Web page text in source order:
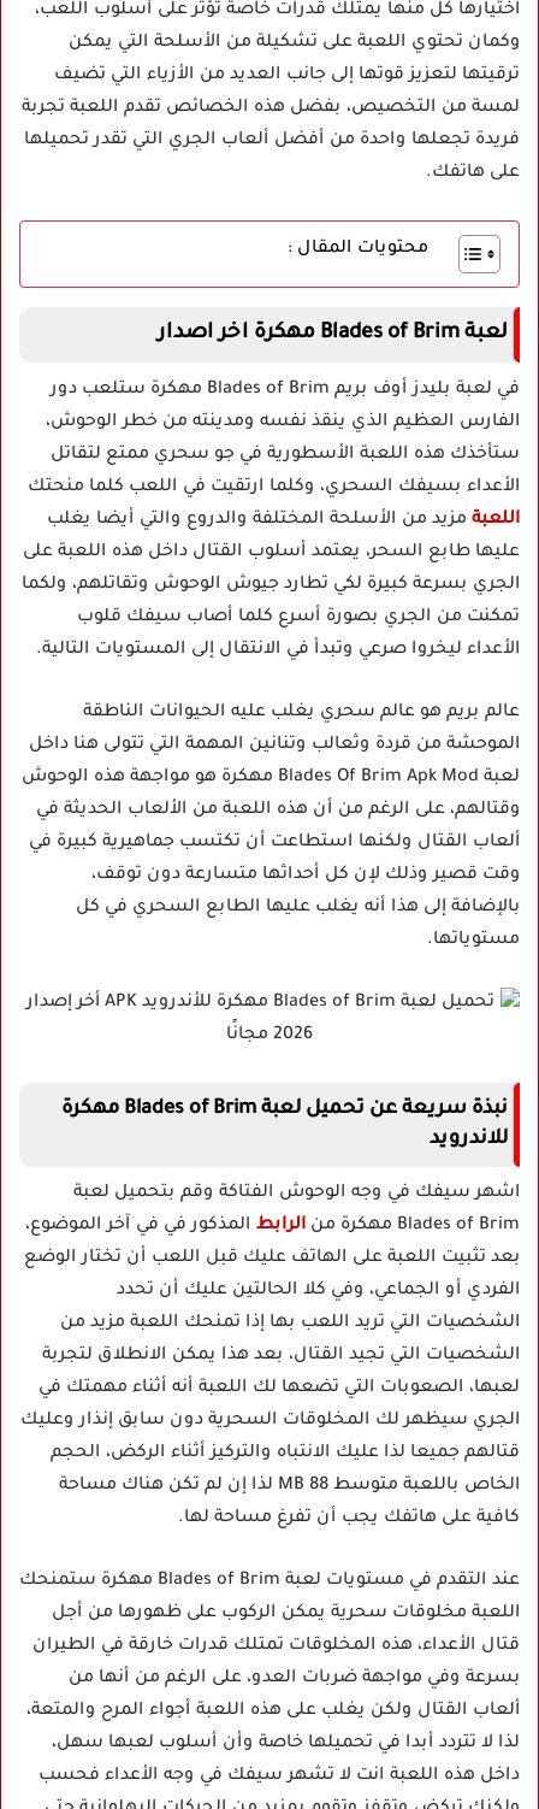
اختيارها كل منها يمتلك قدرات خاصة تؤثر على أسلوب اللعب،
وكمان تحتوي اللعبة على تشكيلة من الأسلحة التي يمكن
ترقيتها لتعزيز قوتها إلى جانب العديد من الأزياء التي تضيف
لمسة من التخصيص، بفضل هذه الخصائص تقدم اللعبة تجربة
فريدة تجعلها واحدة من أفضل ألعاب الجري التي تقدر تحميلها
على هاتفك.
محتويات المقال :
لعبة Blades of Brim مهكرة اخر اصدار
في لعبة بليدز أوف بريم Blades of Brim مهكرة ستلعب دور
الفارس العظيم الذي ينقذ نفسه ومدينته من خطر الوحوش،
ستأخذك هذه اللعبة الأسطورية في جو سحري ممتع لتقاتل
الأعداء بسيفك السحري، وكلما ارتقيت في اللعب كلما منحتك
اللعبة مزيد من الأسلحة المختلفة والدروع والتي أيضا يغلب
عليها طابع السحر، يعتمد أسلوب القتال داخل هذه اللعبة على
الجري بسرعة كبيرة لكي تطارد جيوش الوحوش وتقاتلهم، ولكما
تمكنت من الجري بصورة أسرع كلما أصاب سيفك قلوب
الأعداء ليخروا صرعي وتبدأ في الانتقال إلى المستويات التالية.
عالم بريم هو عالم سحري يغلب عليه الحيوانات الناطقة
الموحشة من قردة وثعالب وتنانين المهمة التي تتولى هنا داخل
لعبة Blades Of Brim Apk Mod مهكرة هو مواجهة هذه الوحوش
وقتالهم، على الرغم من أن هذه اللعبة من الألعاب الحديثة في
ألعاب القتال ولكنها استطاعت أن تكتسب جماهيرية كبيرة في
وقت قصير وذلك لإن كل أحداثها متسارعة دون توقف،
بالإضافة إلى هذا أنه يغلب عليها الطابع السحري في كل
مستوياتها.
نبذة سريعة عن تحميل لعبة Blades of Brim مهكرة
للاندرويد
اشهر سيفك في وجه الوحوش الفتاكة وقم بتحميل لعبة
Blades of Brim مهكرة من
الرابط المذكور في في آخر الموضوع،
بعد تثبيت اللعبة على الهاتف عليك قبل اللعب أن تختار الوضع
الفردي أو الجماعي، وفي كلا الحالتين عليك أن تحدد
الشخصيات التي تريد اللعب بها إذا تمنحك اللعبة مزيد من
الشخصيات التي تجيد القتال، بعد هذا يمكن الانطلاق لتجربة
لعبها، الصعوبات التي تضعها لك اللعبة أنه أثناء مهمتك في
الجري سيظهر لك المخلوقات السحرية دون سابق إنذار وعليك
قتالهم جميعا لذا عليك الانتباه والتركيز أثناء الركض، الحجم
الخاص باللعبة متوسط 88 MB لذا إن لم تكن هناك مساحة
كافية على هاتفك يجب أن تفرغ مساحة لها.
عند التقدم في مستويات لعبة Blades of Brim مهكرة ستمنحك
اللعبة مخلوقات سحرية يمكن الركوب على ظهورها من أجل
قتال الأعداء، هذه المخلوقات تمتلك قدرات خارقة في الطيران
بسرعة وفي مواجهة ضربات العدو، على الرغم من أنها من
ألعاب القتال ولكن يغلب على هذه اللعبة أجواء المرح والمتعة،
لذا لا تتردد أبدا في تحميلها خاصة وأن أسلوب لعبها سهل،
داخل هذه اللعبة انت لا تشهر سيفك في وجه الأعداء فحسب